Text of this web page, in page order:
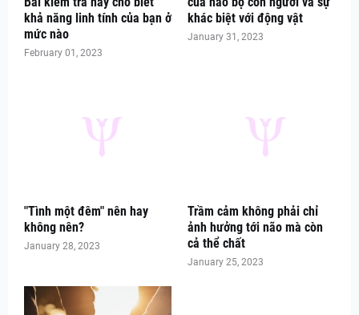
khả năng linh tính của bạn ở
mức nào
February 01, 2023
khác biệt với động vật
January 31, 2023
"Tình một đêm" nên hay
không nên?
January 28, 2023
Trầm cảm không phải chỉ
ảnh hưởng tới não mà còn
cả thể chất
January 25, 2023